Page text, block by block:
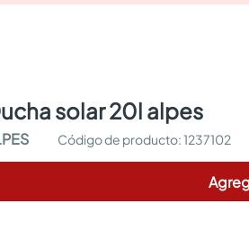
ducha solar 20l alpes
:1237102